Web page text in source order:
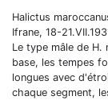
Halictus
Ifrane, 18-
Le type mâle de H.
base, les tempes
longues avec
chaque segment,